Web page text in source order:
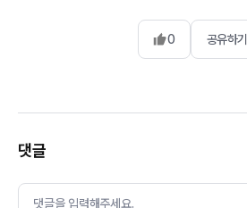
0 공유하기
댓글
댓글을 입력해주세요.